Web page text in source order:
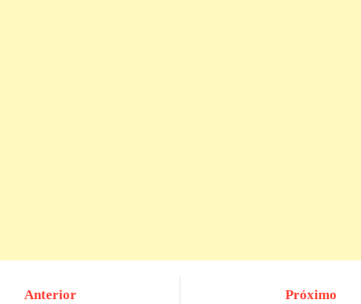
Anterior
Próximo